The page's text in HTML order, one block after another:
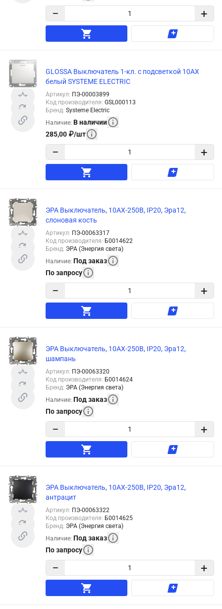
− +
GLOSSA Выключатель 1-кл. с подсветкой 10АХ
белый SYSTEME ELECTRIC
Артикул: ПЭ-00003899
Код производителя: GSL000113
Бренд: Systeme Electric
Наличие: В наличии
285,00 ₽/шт
− +
ЭРА Выключатель, 10АХ-250В, IP20, Эра12,
слоновая кость
Артикул: ПЭ-00063317
Код производителя: Б0014622
Бренд: ЭРА (Энергия света)
Наличие: Под заказ
По запросу
− +
ЭРА Выключатель, 10АХ-250В, IP20, Эра12,
шампань
Артикул: ПЭ-00063320
Код производителя: Б0014624
Бренд: ЭРА (Энергия света)
Наличие: Под заказ
По запросу
− +
ЭРА Выключатель, 10АХ-250В, IP20, Эра12,
антрацит
Артикул: ПЭ-00063322
Код производителя: Б0014625
Бренд: ЭРА (Энергия света)
Наличие: Под заказ
По запросу
− +